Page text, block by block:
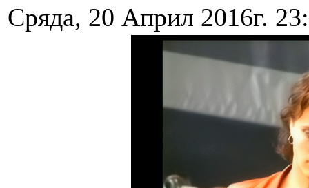
Сряда, 20 Април 2016г.